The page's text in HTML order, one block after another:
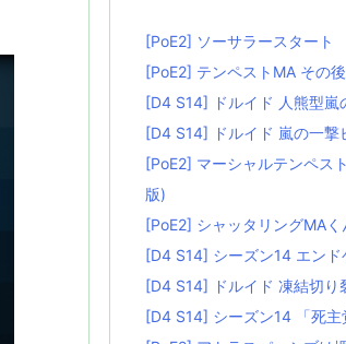
[PoE2] ソーサラースタート
[PoE2] テンペストMA その
[D4 S14] ドルイド 人熊型嵐
[D4 S14] ドルイド 嵐の一撃
[PoE2] マーシャルテンペス
版)
[PoE2] シャッタリングMA
[D4 S14] シーズン14 エンド
[D4 S14] ドルイド 凍結切り
[D4 S14] シーズン14 「死主